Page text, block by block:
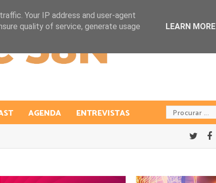
AGENDA ENTREVISTAS
Your IP address and user-agent
quality of service, generate usage
LEARN MORE